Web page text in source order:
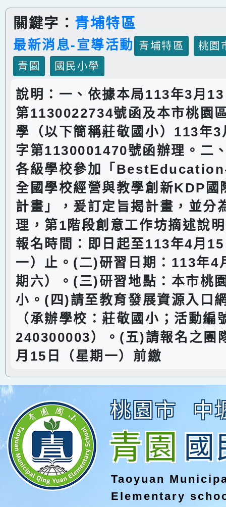
關鍵字： 青埔特區
最新消息-宣導活動 青埔特區
桃園
青園
國民小學
說明：一、依據本局113年3月
第1130022734號函及本市桃園
學（以下簡稱莊敬國小）113年
字第1130001470號函辦理。二
各級學校參加「
全國學校經營與教學創新KDP國
計畫」，爰訂定旨揭計畫，並分
理，第1階段創意工作坊摘述說
報名時間：即日起至113年4月
一）止。(二)研習日期：113年4
期六）。(三)研習地點：本市桃
小。(四)請至教育發展資源入口
（承辦學校：莊敬國小；活動編
240300003）。(五)請報名之團
月15日（星期一）前繳
桃園市 中
青園國
Taoyuan
Elementary